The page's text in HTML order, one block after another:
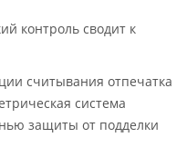
контроль сводит к
считывания отпечатка
система
защиты от подделки